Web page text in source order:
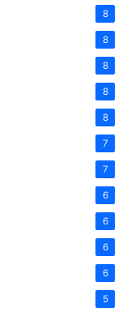
8
8
8
8
8
7
7
6
6
6
6
5